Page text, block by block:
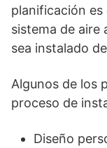
planificación
sistema de
sea instalado
Algunos de los
proceso de
Diseño